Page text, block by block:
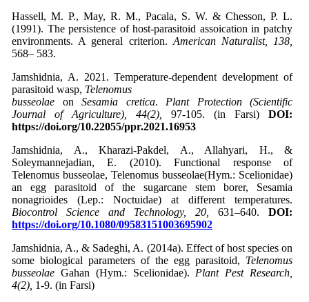
Hassell, M. P., May, R. M., Pacala, S. W. & Chesson, P. L.
(1991). The persistence of host-parasitoid assoication in patchy
environments. A general criterion. American Naturalist,
138,
568– 583.
Jamshidnia, A. 2021. Temperature-dependent development of
parasitoid wasp, Telenomus
busseolae on Sesamia cretica. Plant Protection (Scientific
Journal of Agriculture), 44(2),
97-105. (in Farsi) DOI:
https://doi.org/10.22055/ppr.2021.16953
Jamshidnia, A., Kharazi-Pakdel, A., Allahyari, H., &
Soleymannejadian, E. (2010). Functional response of
Telenomus busseolae, Telenomus busseolae(Hym.: Scelionidae)
an egg parasitoid of the sugarcane stem borer, Sesamia
nonagrioides (Lep.: Noctuidae) at different temperatures.
Biocontrol Science and Technology, 20,
631–640. DOI:
https://doi.org/10.1080/09583151003695902
Jamshidnia, A., & Sadeghi, A. (2014a). Effect of host species on
some biological parameters of the egg parasitoid, Telenomus
busseolae Gahan (Hym.: Scelionidae). Plant Pest Research,
4(2), 1-9. (in Farsi)